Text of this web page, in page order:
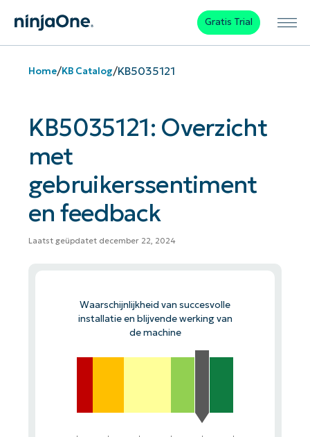
Gratis Trial
Home/KB Catalog/KB5035121
KB5035121: Overzicht
met
gebruikerssentiment
en feedback
Laatst geüpdatet december 22, 2024
Waarschijnlijkheid van succesvolle
installatie en blijvende werking van
de machine